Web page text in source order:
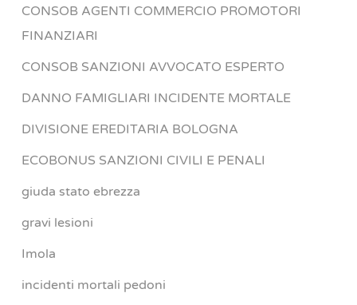
CONSOB AGENTI COMMERCIO PROMOTORI
FINANZIARI
CONSOB SANZIONI AVVOCATO ESPERTO
DANNO FAMIGLIARI INCIDENTE MORTALE
DIVISIONE EREDITARIA BOLOGNA
ECOBONUS SANZIONI CIVILI E PENALI
giuda stato ebrezza
gravi lesioni
Imola
incidenti mortali pedoni